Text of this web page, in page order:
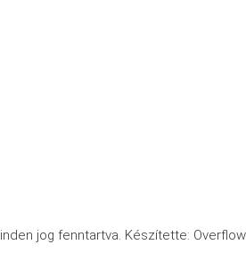
jog fenntartva. Készítette: